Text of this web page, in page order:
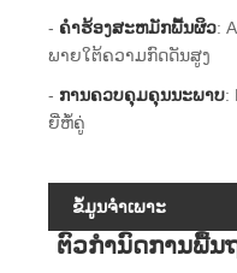
- ຄໍາຮ້ອງສະຫມັກພື້ນຜິວ:
ພາຍໃຕ້ຄວາມກົດດັນສູງ
- ການຄວບຄຸມຄຸນນະພາບ:
ຍີ່ຫໍ້ຄູ່
ຂໍ້ມູນຈໍາເພາະ
ຕົວກໍານົດການພື້ນ